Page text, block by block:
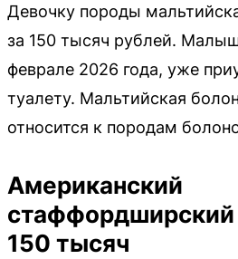
Девочку породы
за 150 тысяч рублей.
феврале 2026 года, уже
туалету. Мальтийская
относится к породам
Американский
стаффордширский
150 тысяч